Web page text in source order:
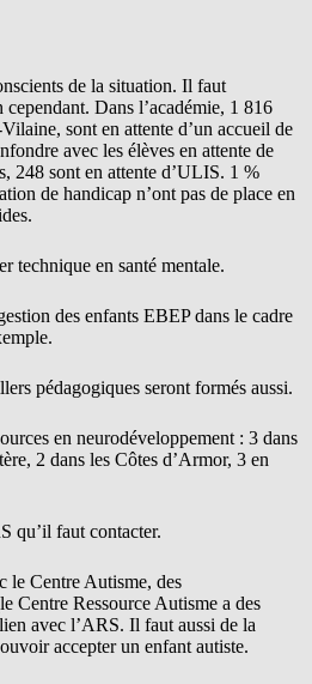
de la situation. Il faut
Dans l’académie, 1 816
sont en attente d’un accueil de
avec les élèves en attente de
248 sont en attente d’ULIS. 1 %
de handicap n’ont pas de place en
technique en santé mentale.
des enfants EBEP dans le cadre
pédagogiques seront formés aussi.
en neurodéveloppement : 3 dans
2 dans les Côtes d’Armor, 3 en
qu’il faut contacter.
le Centre Autisme, des
Centre Ressource Autisme a des
avec l’ARS. Il faut aussi de la
accepter un enfant autiste.